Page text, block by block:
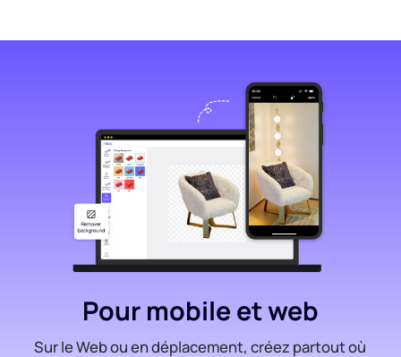
Pour mobile et web
Sur le Web ou en déplacement, créez partout où